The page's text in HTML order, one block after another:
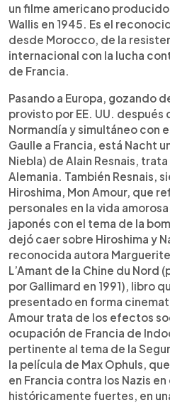
un filme americano producido
Wallis en 1945. Es el
desde Morocco, de la
internacional con la lucha
de Francia.
Pasando a Europa, gozando
provisto por EE. UU. después
Normandía y simultáneo con
Gaulle a Francia, está Nacht
Niebla) de Alain Resnais,
Alemania. También Resnais,
Hiroshima, Mon Amour, que
personales en la vida
japonés con el tema de la
dejó caer sobre Hiroshima y
reconocida autora
L’Amant de la Chine du Nord
por Gallimard en 1991), libro
presentado en forma
Amour trata de los efectos
ocupación de Francia de
pertinente al tema de la
la película de Max Ophuls,
en Francia contra los Nazis
históricamente fuertes, en